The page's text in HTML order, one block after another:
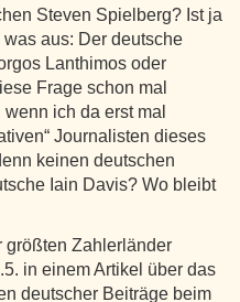
Steven Spielberg? Ist ja
aus: Der deutsche
Lanthimos oder
Frage schon mal
ich da erst mal
Journalisten dieses
keinen deutschen
Iain Davis? Wo bleibt
größten Zahlerländer
in einem Artikel über das
deutscher Beiträge beim